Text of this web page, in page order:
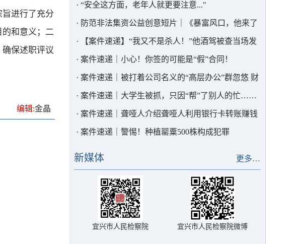
进行了充分
和意义；二
保述职评议
编辑:金晶
局举行《关于开展醉酒危险驾驶人员参与社会公益服
务的意见（试行）》会签仪式
· “安全这方面，老年人就更要注意..."
· 防范非法集资公益创意短片｜《暴富风口，他来了
吗？》
· 【案件速递】“我又不是杀人！”他酒驾被查当场发
飙
· 案件速递｜小心！你签的可能是“假”合同！
· 案件速递｜被打着公司名义的“高层办公”群忽悠 财
务总监把几百万转给骗子
· 案件速递｜大学生被抓，只因“帮”了别人的忙……
· 案件速递｜聋哑人介绍聋哑人利用银行卡转账赚钱
涉案流水250余万元
· 案件速递｜警惕！种植罂粟500株构成犯罪
更多…
新媒体
宜兴市人民检察院 宜兴市人民检察院微博